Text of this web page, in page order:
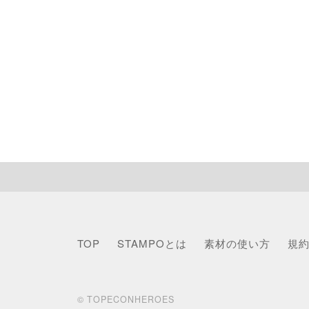
TOP STAMPOとは 素材の使い方 規約
© TOPECONHEROES